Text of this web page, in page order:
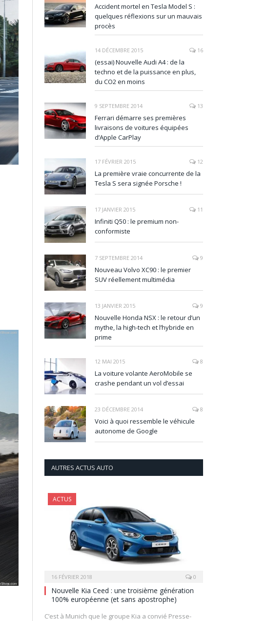
Accident mortel en Tesla Model S :
quelques réflexions sur un mauvais
procès
14 DÉCEMBRE 2015 16
(essai) Nouvelle Audi A4 : de la
techno et de la puissance en plus,
du CO2 en moins
9 SEPTEMBRE 2014 13
Ferrari démarre ses premières
livraisons de voitures équipées
d’Apple CarPlay
17 FÉVRIER 2015 12
La première vraie concurrente de la
Tesla S sera signée Porsche !
17 JANVIER 2015 11
Infiniti Q50 : le premium non-
conformiste
7 SEPTEMBRE 2014 9
Nouveau Volvo XC90 : le premier
SUV réellement multimédia
13 JANVIER 2015 9
Nouvelle Honda NSX : le retour d’un
mythe, la high-tech et l’hybride en
prime
12 MAI 2015 8
La voiture volante AeroMobile se
crashe pendant un vol d’essai
23 DÉCEMBRE 2014 8
Voici à quoi ressemble le véhicule
autonome de Google
AUTRES ACTUS AUTO
ACTUS
16 FÉVRIER 2018 0
Nouvelle Kia Ceed : une troisième génération
100% européenne (et sans apostrophe)
C’est à Munich que le groupe Kia a convié Presse-